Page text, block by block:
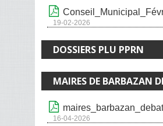
19-02-2026
DOSSIERS PLU PPRN
MAIRES DE BARBAZAN
16-04-2026